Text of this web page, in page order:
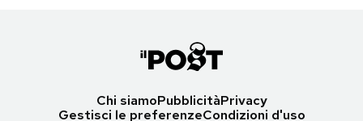
Chi siamoPubblicitàPrivacy
Gestisci le preferenzeCondizioni d'uso